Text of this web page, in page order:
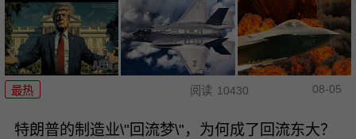
最热 阅读 10430 08-05
特朗普的制造业\"回流梦\"，为何成了回流东大？